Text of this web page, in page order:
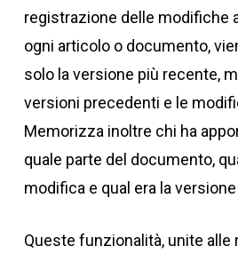
registrazione delle modifiche
ogni articolo o documento,
solo la versione più recente,
versioni precedenti e le
Memorizza inoltre chi ha
quale parte del documento,
modifica e qual era la
Queste funzionalità, unite alle